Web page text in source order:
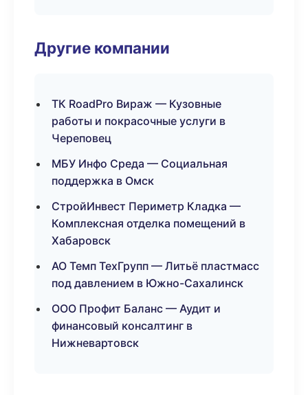
Другие компании
ТК RoadPro Вираж — Кузовные
работы и покрасочные услуги в
Череповец
МБУ Инфо Среда — Социальная
поддержка в Омск
СтройИнвест Периметр Кладка —
Комплексная отделка помещений в
Хабаровск
АО Темп ТехГрупп — Литьё пластмасс
под давлением в Южно-Сахалинск
ООО Профит Баланс — Аудит и
финансовый консалтинг в
Нижневартовск